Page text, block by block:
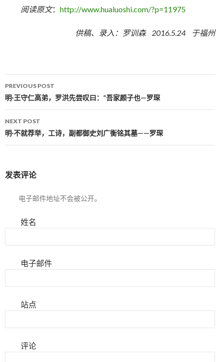
阅读原文： http://www.hualuoshi.com/?p=11975
供稿、录入：罗训森 2016.5.24 于福州
Post navigation
PREVIOUS POST
明·王守仁高弟，罗洪先尝叹曰：“吾家颜子也—罗琛
NEXT POST
明·不就荐举，工诗，副都御史刘广衡铭其墓——罗琛
发表评论
电子邮件地址不会被公开。
姓名
电子邮件
站点
评论